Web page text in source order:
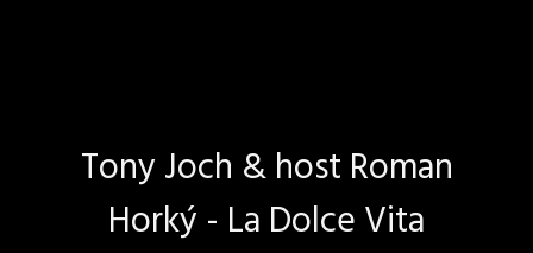
Tony Joch & host Roman
Horký - La Dolce Vita